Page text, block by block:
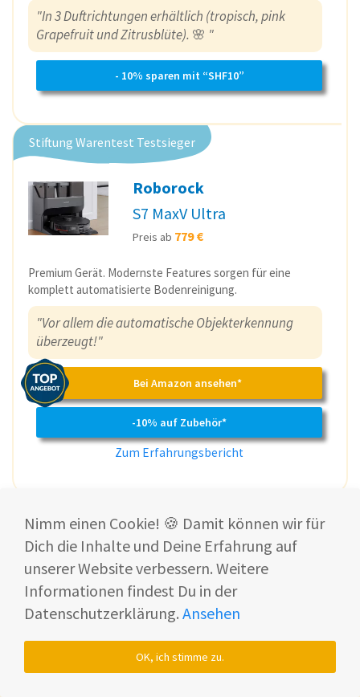
"In 3 Duftrichtungen erhältlich (tropisch, pink
Grapefruit und Zitrusblüte). 🌸 "
- 10% sparen mit “SHF10”
Stiftung Warentest Testsieger
Roborock
S7 MaxV Ultra
Preis ab 779 €
Premium Gerät. Modernste Features sorgen für eine
komplett automatisierte Bodenreinigung.
"Vor allem die automatische Objekterkennung
überzeugt!"
Bei Amazon ansehen*
-10% auf Zubehör*
Zum Erfahrungsbericht
Absaugstation
reinigen und den Wassertank nachzufüllen
(siehe nächstes Kapitel) wird an der
Nimm einen Cookie! 🍪 Damit können wir für
Dich die Inhalte und Deine Erfahrung auf
unserer Website verbessern. Weitere
Informationen findest Du in der
Datenschutzerklärung. Ansehen
OK, ich stimme zu.